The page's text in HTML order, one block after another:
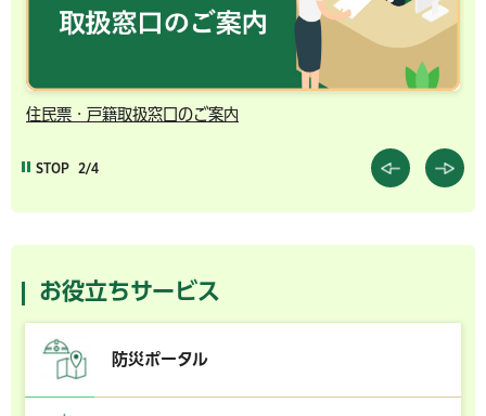
住民票・戸籍取扱窓口のご案内
STOP 2/4
お役立ちサービス
防災ポータル